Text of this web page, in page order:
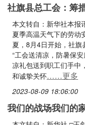
社旗县总工会：筹
本文转自：新华社本报
夏季高温天气下的劳动
夏，8月4日开始，社
“工会送清凉，防暑保
凉礼包送到职工们手中
和诚挚关怀……更多
2023-08-09 18:06:00
我们的战场我们的